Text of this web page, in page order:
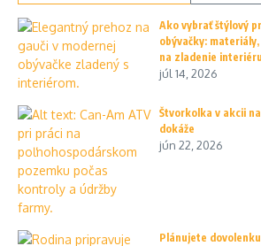
Ako vybrať štýlový
obývačky:
na zladenie interiéru
júl 14, 2026
Štvorkolka v akcii
dokáže
jún 22, 2026
Plánujete